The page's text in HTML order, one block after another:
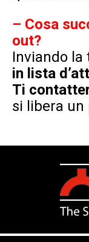
– Cosa
out?
Inviando la
in lista
Ti
si libera un